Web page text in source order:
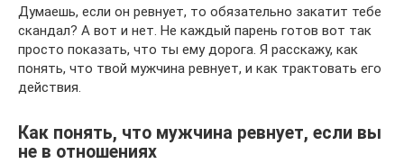
Думаешь, если он ревнует, то обязательно закатит тебе
скандал? А вот и нет. Не каждый парень готов вот так
просто показать, что ты ему дорога. Я расскажу, как
понять, что твой мужчина ревнует, и как трактовать его
действия.
Как понять, что мужчина ревнует, если вы
не в отношениях